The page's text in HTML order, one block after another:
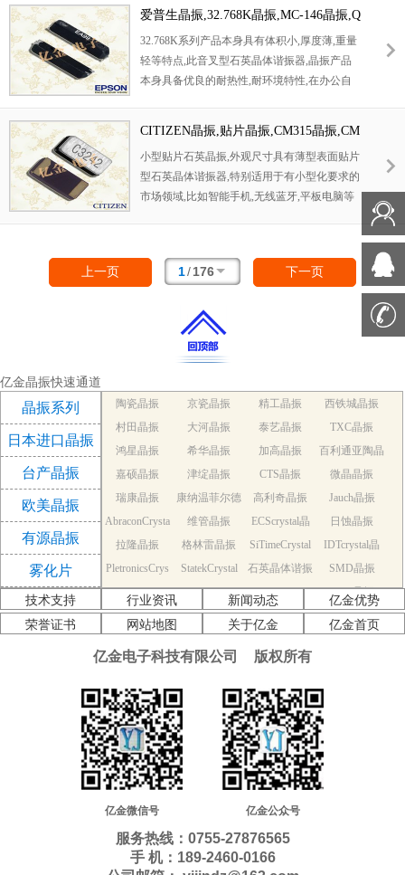
定位系统,因产品本身体积小,SMD编带型,可应
用于高性能自动贴片焊接.
爱普生晶振,32.768K晶振,MC-146晶振,Q
13MC1461000200晶振
32.768K系列产品本身具有体积小,厚度薄,重量
轻等特点,此音叉型石英晶体谐振器,晶振产品
本身具备优良的耐热性,耐环境特性,在办公自
度曲线要求,金属外壳的石英晶振使得产品在封
装时能发挥比陶瓷晶振外壳更好的耐冲击性能.
CITIZEN晶振,贴片晶振,CM315晶振,CM
315D32768DZYT晶振
小型贴片石英晶振,外观尺寸具有薄型表面贴片
型石英晶体谐振器,特别适用于有小型化要求的
市场领域,比如智能手机,无线蓝牙,平板电脑等
上一页 1/176 下一页
亿金晶振快速通道
晶振系列
日本进口晶振
台产晶振
欧美晶振
有源晶振
雾化片
陶瓷晶振 京瓷晶振 精工晶振
西铁城晶振
村田晶振
大河晶振 泰艺晶振
TXC晶振
鸿星晶振
希华晶振 加高晶振
百利通亚陶晶
振
嘉硕晶振 津绽晶振 CTS晶振
微晶晶振
瑞康晶振
康纳温菲尔德
晶振
高利奇晶振
Jauch晶振
AbraconCrysta
l晶振
维管晶振
ECScrystal晶
振
日蚀晶振
拉隆晶振
格林雷晶振
SiTimeCrystal
晶振
IDTcrystal晶
振
PletronicsCrys
tal晶振
StatekCrystal
晶振
石英晶体谐振
器
SMD晶振
KDS Quartz cr
ystal
NDK Quartz c
rystal
EPSON Quart
z crystal
AEK晶振
AEL晶振
Cardinal晶振 Crystek晶振
Euroquartz晶
振
KVG晶振
MMDCOMP
MtronPTI晶振
QuartzCom晶
振
QuartzChnik
SUNTSU晶振
Transko晶振
WI2WI晶振
富士晶振
MERCURY晶
振
韩国三呢晶振
ITTI晶振 ACT晶振
Lihom晶振
rubyquartz晶
Oscilent晶振
SHINSUNG
晶振
SMI晶振 PDI晶振
C-TECH晶振
Microchip晶
NIC晶振
QVS晶振 Bomar晶振
技术支持 行业资讯 新闻动态
亿金优势
荣誉证书
网站地图 关于亿金 亿金首页
亿金电子科技有限公司 版权所有
亿金微信号 亿金公众号
服务热线：0755-27876565
手 机：189-2460-0166